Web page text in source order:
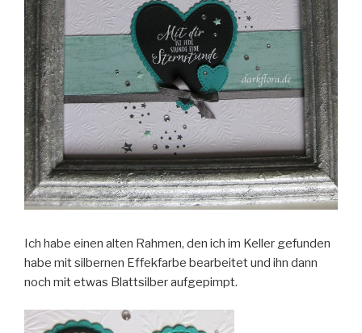
Ich habe einen alten Rahmen, den ich im Keller gefunden
habe mit silbernen Effekfarbe bearbeitet und ihn dann
noch mit etwas Blattsilber aufgepimpt.